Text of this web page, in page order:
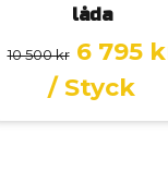
låda
10 500 kr 6 795
/ Styck